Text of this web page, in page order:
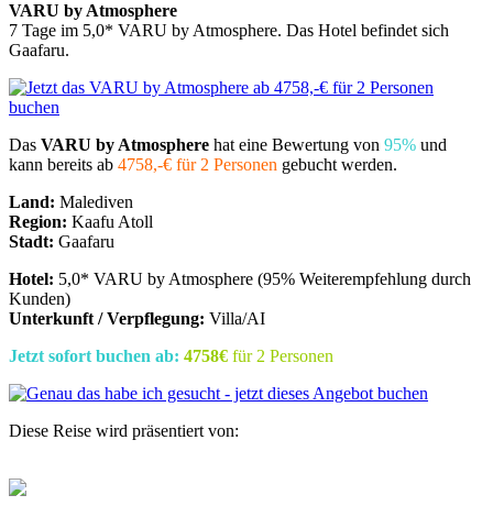
VARU by Atmosphere
7 Tage im 5,0* VARU by Atmosphere. Das Hotel befindet sich
Gaafaru.
Das VARU by Atmosphere hat eine Bewertung von 95% und
kann bereits ab 4758,-€ für 2 Personen gebucht werden.
Land: Malediven
Region: Kaafu Atoll
Stadt: Gaafaru
Hotel: 5,0* VARU by Atmosphere (95% Weiterempfehlung durch
Kunden)
Unterkunft / Verpflegung: Villa/AI
Jetzt sofort buchen ab: 4758€ für 2 Personen
Diese Reise wird präsentiert von: